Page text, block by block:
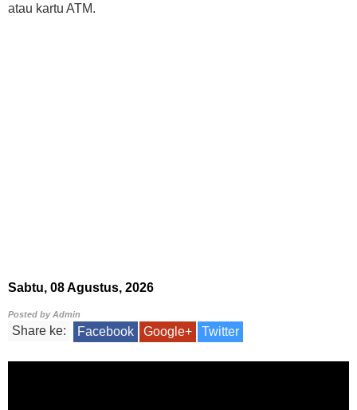
atau kartu ATM.
Sabtu, 08 Agustus, 2026
Posted byAdmin
Share ke: Facebook Google+ Twitter